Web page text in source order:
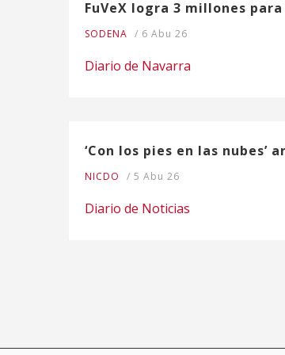
FuVeX logra 3 millones
SODENA / 6 Abu 26
Diario de Navarra
‘Con los pies en las
NICDO / 5 Abu 26
Diario de Noticias